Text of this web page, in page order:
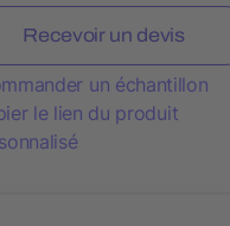
Recevoir un devis
un échantillon
le lien du produit